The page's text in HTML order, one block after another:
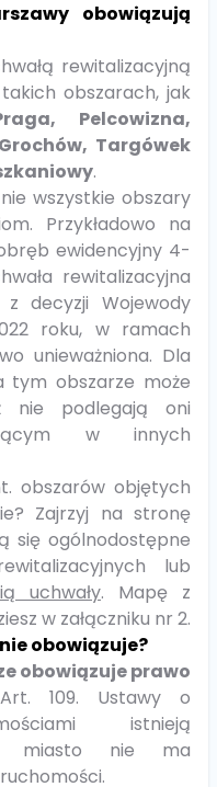
obowiązują
rewitalizacyjną
obszarach, jak
Pelcowizna,
Targówek
.
wszystkie obszary
Przykładowo na
ewidencyjny 4-
rewitalizacyjna
decyzji Wojewody
roku, w ramach
unieważniona. Dla
tym obszarze może
nie podlegają oni
w innych
obszarów objętych
Zajrzyj na stronę
się ogólnodostępne
lub
uchwały. Mapę z
w załączniku nr 2.
obowiązuje?
obowiązuje prawo
109. Ustawy o
istnieją
miasto nie ma